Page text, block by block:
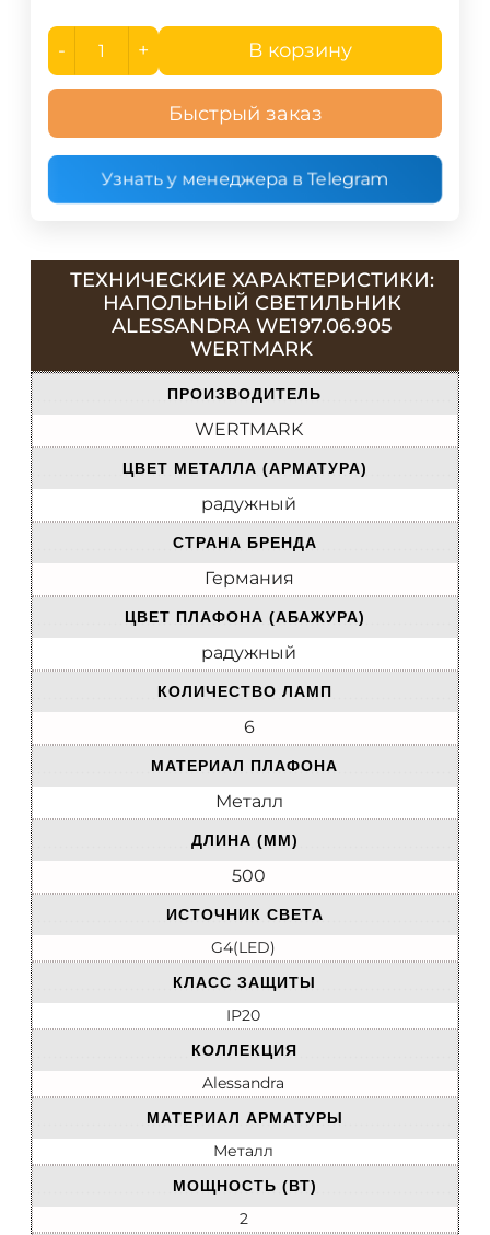
- + В корзину
Быстрый заказ
Узнать у менеджера в Telegram
ТЕХНИЧЕСКИЕ ХАРАКТЕРИСТИКИ:
НАПОЛЬНЫЙ СВЕТИЛЬНИК
ALESSANDRA WE197.06.905
WERTMARK
ПРОИЗВОДИТЕЛЬ
WERTMARK
ЦВЕТ МЕТАЛЛА (АРМАТУРА)
радужный
СТРАНА БРЕНДА
Германия
ЦВЕТ ПЛАФОНА (АБАЖУРА)
радужный
КОЛИЧЕСТВО ЛАМП
6
МАТЕРИАЛ ПЛАФОНА
Металл
ДЛИНА (ММ)
500
ИСТОЧНИК СВЕТА
G4(LED)
КЛАСС ЗАЩИТЫ
IP20
КОЛЛЕКЦИЯ
Alessandra
МАТЕРИАЛ АРМАТУРЫ
Металл
МОЩНОСТЬ (ВТ)
2